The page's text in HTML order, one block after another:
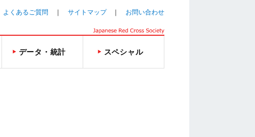
よくあるご質問 サイトマップ お問い合わせ
データ・統計 スペシャル